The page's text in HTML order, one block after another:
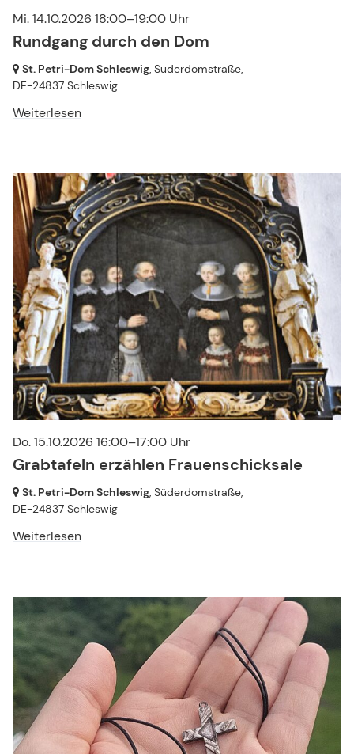
Mi. 14.10.2026 18:00–19:00 Uhr
Rundgang durch den Dom
St. Petri-Dom Schleswig, Süderdomstraße,
DE-24837 Schleswig
Weiterlesen
Do. 15.10.2026 16:00–17:00 Uhr
Grabtafeln erzählen Frauenschicksale
St. Petri-Dom Schleswig, Süderdomstraße,
DE-24837 Schleswig
Weiterlesen